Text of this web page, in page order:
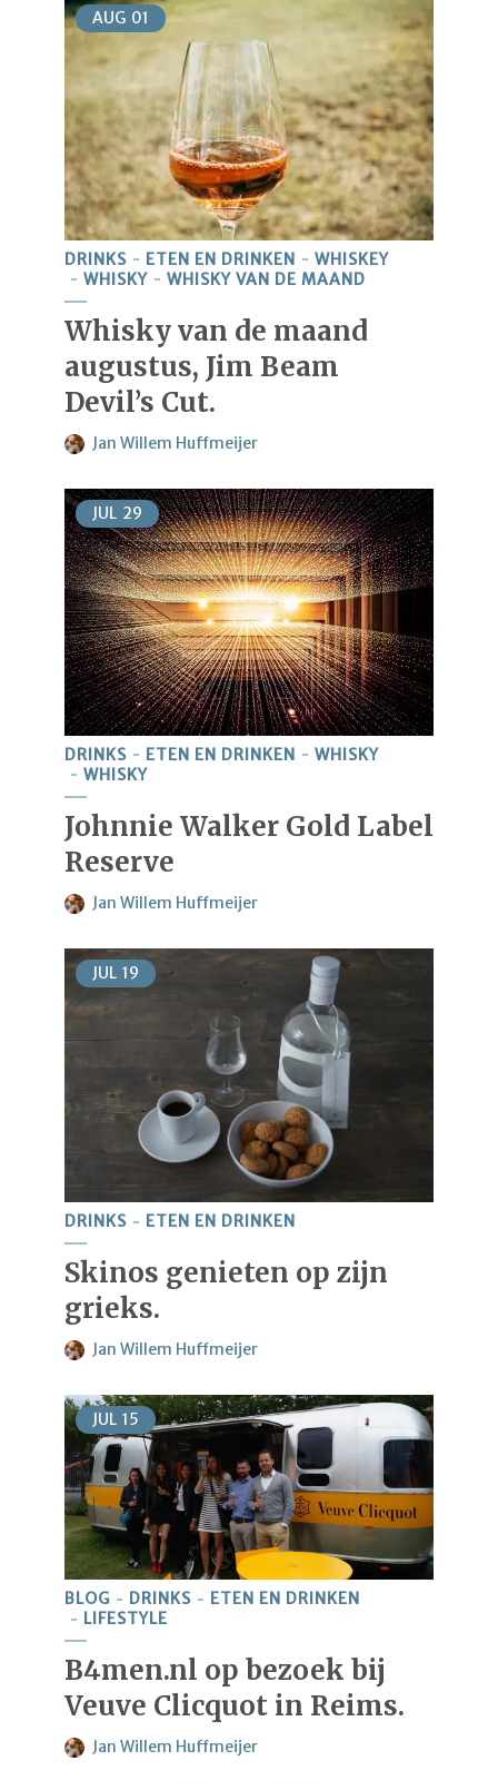
AUG 01
DRINKS ETEN EN DRINKEN
WHISKEY
WHISKY
WHISKY VAN DE MAAND
Whisky van de maand
augustus, Jim Beam
Devil’s Cut.
Jan Willem Huffmeijer
JUL 29
DRINKS ETEN EN DRINKEN
WHISKY
WHISKY
Johnnie Walker Gold Label
Reserve
Jan Willem Huffmeijer
JUL 19
DRINKS ETEN EN DRINKEN
Skinos genieten op zijn
grieks.
Jan Willem Huffmeijer
JUL 15
BLOG DRINKS
ETEN EN DRINKEN
LIFESTYLE
B4men.nl op bezoek bij
Veuve Clicquot in Reims.
Jan Willem Huffmeijer